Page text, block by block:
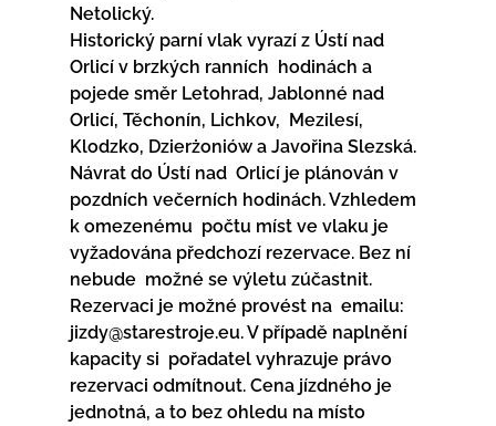
Netolický.
Historický parní vlak vyrazí z Ústí nad
Orlicí v brzkých ranních  hodinách a
pojede směr Letohrad, Jablonné nad
Orlicí, Těchonín, Lichkov,  Mezilesí,
Klodzko, Dzierżoniów a Javořina Slezská.
Návrat do Ústí nad  Orlicí je plánován v
pozdních večerních hodinách. Vzhledem
k omezenému  počtu míst ve vlaku je
vyžadována předchozí rezervace. Bez ní
nebude  možné se výletu zúčastnit.
Rezervaci je možné provést na  emailu:
jizdy@starestroje.eu. V případě naplnění
kapacity si  pořadatel vyhrazuje právo
rezervaci odmítnout. Cena jízdného je
jednotná, a to bez ohledu na místo